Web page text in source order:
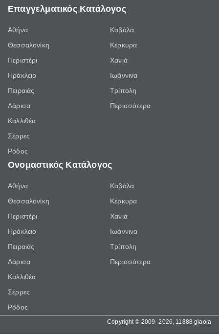
Επαγγελματικός Κατάλογος
Αθήνα
Θεσσαλονίκη
Περιστέρι
Ηράκλειο
Πειραιάς
Λάρισα
Καλλιθέα
Σέρρες
Ρόδος
Καβάλα
Κέρκυρα
Χανιά
Ιωάννινα
Τρίπολη
Περισσότερα
Ονομαστικός Κατάλογος
Αθήνα
Θεσσαλονίκη
Περιστέρι
Ηράκλειο
Πειραιάς
Λάρισα
Καλλιθέα
Σέρρες
Ρόδος
Καβάλα
Κέρκυρα
Χανιά
Ιωάννινα
Τρίπολη
Περισσότερα
Copyright © 2009–2026, 11888 giaola